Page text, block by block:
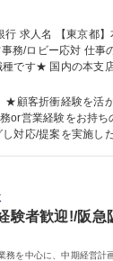
(事務
事の内容 ★バックオフィ
です★ 国内の本支
方/ロビーにて事務
運用の検討・構築
★顧客折衝経験を活
or営業経験をお持
提案を実施した経験必須
す。 幅広いキャリ
とりが挑戦できる
験者歓迎!/阪
務を中心に、中期経営計